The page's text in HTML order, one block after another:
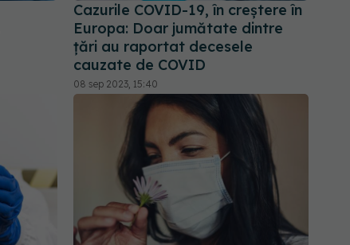
Cazurile COVID-19, în creștere în
Europa: Doar jumătate dintre
țări au raportat decesele
cauzate de COVID
08 sep 2023, 15:40